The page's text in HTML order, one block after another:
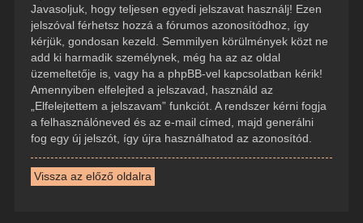
Javasoljuk, hogy teljesen egyedi jelszavat használj! Ezen
jelszóval férhetsz hozzá a fórumos azonosítódhoz, így
kérjük, gondosan kezeld. Semmilyen körülmények közt ne
add ki harmadik személynek, még ha az az oldal
üzemeltetője is, vagy ha a phpBB-vel kapcsolatban kérik!
Amennyiben elfelejted a jelszavad, használd az
„Elfelejtettem a jelszavam” funkciót. A rendszer kérni fogja
a felhasználóneved és az e-mail címed, majd generálni
fog egy új jelszót, így újra használhatod az azonosítód.
Vissza az előző oldalra